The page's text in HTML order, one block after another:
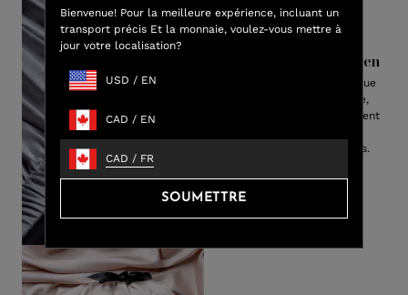
Bienvenue! Pour la meilleure expérience, incluant un
transport précis Et la monnaie, voulez-vous mettre à
jour votre localisation?
USD / EN
CAD / EN
CAD / FR
SOUMETTRE
Bandes de coin de soutien
Crée plus de tension pour que
vos draps restent en place,
assurant le meilleur ajustement
configueuration de matelas.